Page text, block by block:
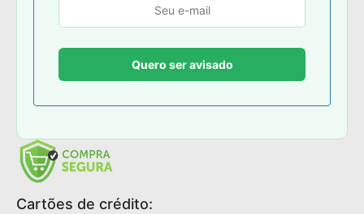
Cartões de crédito: